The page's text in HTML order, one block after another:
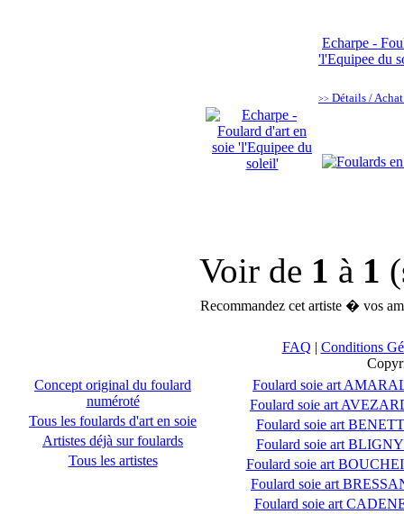
Echarpe -
'l'Equipee du
>> Détails /
Voir de 1 à 1
Recommandez cet artiste � vos
FAQ | Conditions
Concept original du foulard
numéroté
Tous les foulards d'art en soie
Artistes déjà sur foulards
Tous les artistes
Foulard soie art
Foulard soie art
Foulard soie art BENETT
Foulard soie art BLIGNY
Foulard soie art
Foulard soie art
Foulard soie art